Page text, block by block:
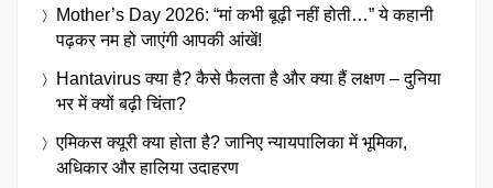
Mother’s Day 2026: “मां कभी बूढ़ी नहीं होती…” ये कहानी
पढ़कर नम हो जाएंगी आपकी आंखें!
Hantavirus क्या है? कैसे फैलता है और क्या हैं लक्षण – दुनिया
भर में क्यों बढ़ी चिंता?
एमिकस क्यूरी क्या होता है? जानिए न्यायपालिका में भूमिका,
अधिकार और हालिया उदाहरण